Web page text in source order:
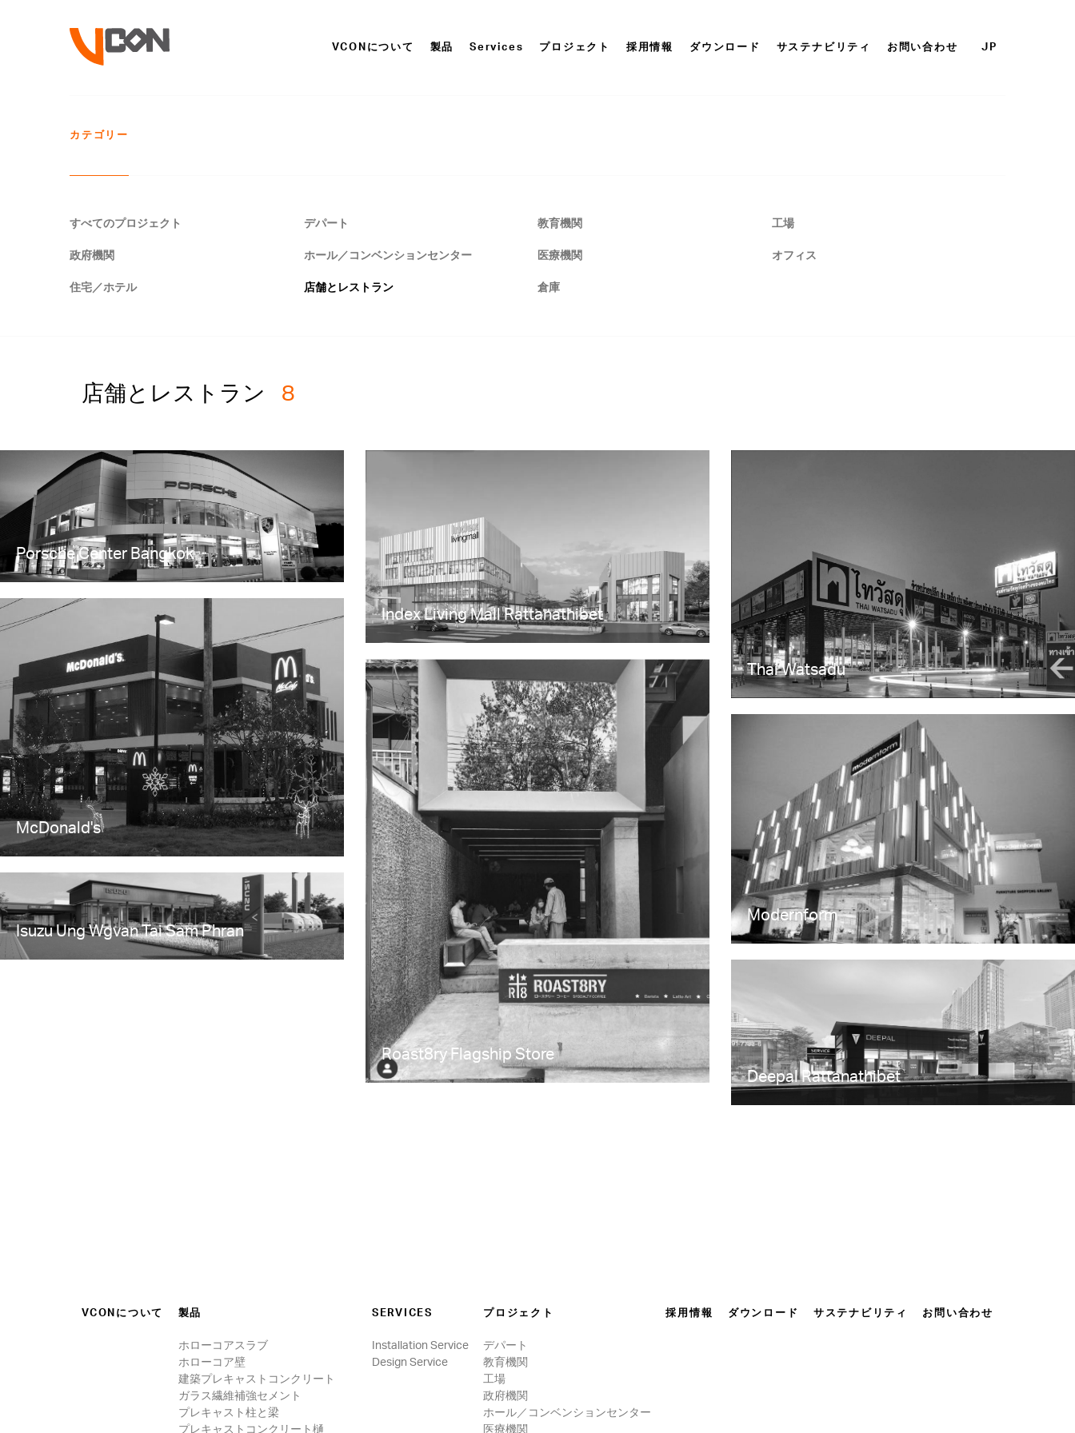
VCONについて 製品 Services プロジェクト 採用情報 ダウンロード サステナビリティ お問い合わせ JP
カテゴリー
すべてのプロジェクト デパート 教育機関 工場
政府機関 ホール／コンベンションセンター 医療機関 オフィス
住宅／ホテル 店舗とレストラン 倉庫
店舗とレストラン 8
Porsche Center Bangkok
Index Living Mall Rattanathibet
Thai Watsadu
McDonald's
Roast8ry Flagship Store
Modernform
Isuzu Ung Wgvan Tai Sam Phran
Deepal Rattanathibet​​
VCONについて 製品
ホローコアスラブ
ホローコア壁
建築プレキャストコンクリート
ガラス繊維補強セメント
プレキャスト柱と梁
プレキャストコンクリート樋
SERVICES
Installation Service
Design Service
プロジェクト
デパート
教育機関
工場
政府機関
ホール／コンベンションセンター
医療機関
採用情報 ダウンロード サステナビリティ お問い合わせ